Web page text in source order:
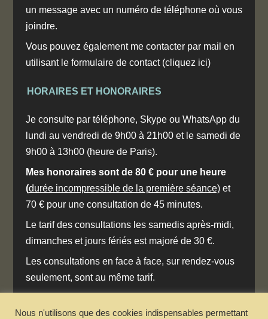
un message avec un numéro de téléphone où vous
joindre.
Vous pouvez également me contacter par mail en
utilisant le formulaire de contact (cliquez ici)
HORAIRES ET HONORAIRES
Je consulte par téléphone, Skype ou WhatsApp du
lundi au vendredi de 9h00 à 21h00 et le samedi de
9h00 à 13h00 (heure de Paris).
Mes honoraires sont de 80 € pour une heure
(durée incompressible de la première séance)et
70 € pour une consultation de 45 minutes.
Le tarif des consultations les samedis après-midi,
dimanches et jours fériés est majoré de 30 €.
Les consultations en face à face, sur rendez-vous
seulement, sont au même tarif.
heures avant le créneau prévu est due.
Nous n'utilisons que des cookies indispensables permettant